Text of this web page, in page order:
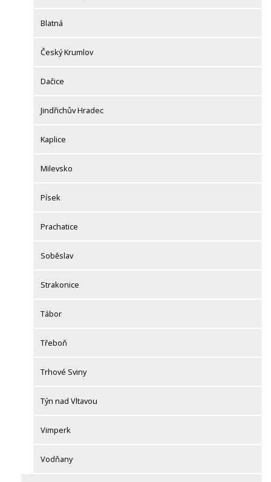
Blatná
Český Krumlov
Dačice
Jindřichův Hradec
Kaplice
Milevsko
Písek
Prachatice
Soběslav
Strakonice
Tábor
Třeboň
Trhové Sviny
Týn nad Vltavou
Vimperk
Vodňany